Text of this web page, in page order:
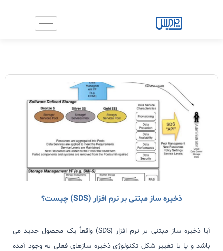
ذخیره ساز مبتنی بر نرم افزار (SDS) چیست؟
آیا ذخیره ساز مبتنی بر نرم افزار (SDS) واقعاً یک محصول جدید می
باشد و یا با تغییر شکل تکنولوژی ذخیره سازهای فعلی به وجود آمده
صفحهصفحهصفحهصفحهصفحه